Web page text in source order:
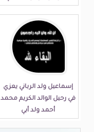
إسماعيل ولد الرباني يعزي
في رحيل الوالد الكريم محمد
أحمد ولد أبي